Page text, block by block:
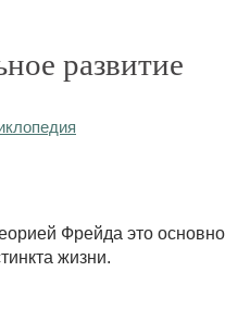
развитие
Фрейда это
жизни.